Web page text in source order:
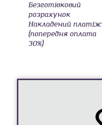
Безготівковий
розрахунок
Накладений платіж
(попередня оплата
30%)